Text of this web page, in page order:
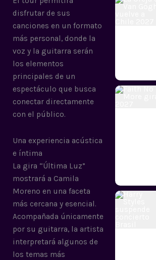
disfrutar de sus
canciones en un formato
más personal, donde la
voz y la guitarra serán
los elementos
principales de un
espectáculo que busca
conectar directamente
con el público.
Una experiencia acústica
e íntima
La gira “Última Luz”
mostrará a Camila
Moreno en una faceta
más cercana y esencial.
Acompañada únicamente
por su guitarra, la artista
interpretará algunos de
los temas más